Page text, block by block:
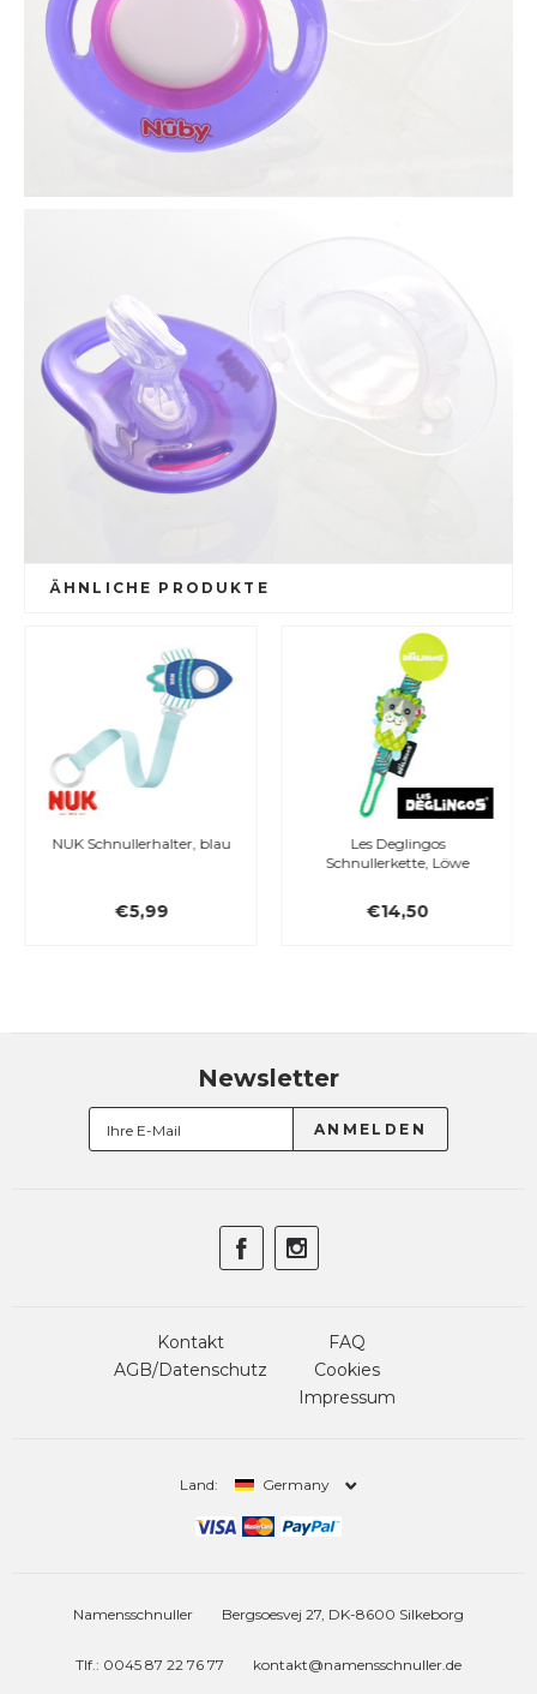
ÄHNLICHE PRODUKTE
NUK Schnullerhalter, blau
€5,99
Les Deglingos
Schnullerkette, Löwe
€14,50
Newsletter
Kontakt
AGB/Datenschutz
FAQ
Cookies
Impressum
Land: Germany
Namensschnuller Bergsoesvej 27, DK-8600 Silkeborg
Tlf.: 0045 87 22 76 77 kontakt@namensschnuller.de